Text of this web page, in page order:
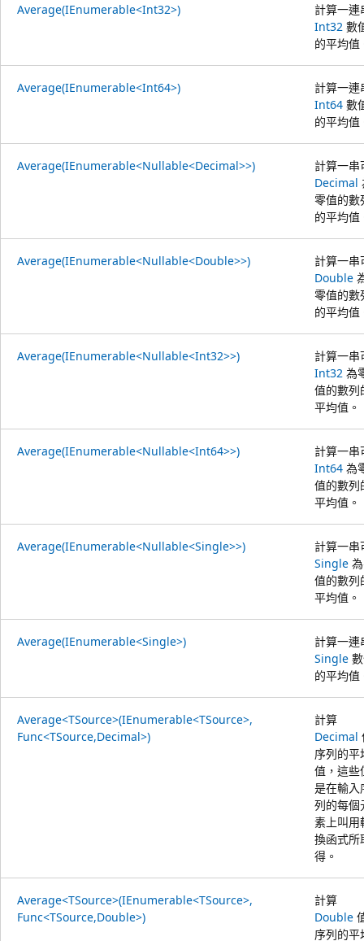
Average(IEnumerable<Int32>)
計算一連
Int32 數
的平均值
Average(IEnumerable<Int64>)
計算一連
Int64 數
的平均值
Average(IEnumerable<Nullable<Decimal>>)
計算一串
Decimal
零值的數
的平均值
Average(IEnumerable<Nullable<Double>>)
計算一串
Double
零值的數
的平均值
Average(IEnumerable<Nullable<Int32>>)
計算一串
Int32 為
值的數列
平均值。
Average(IEnumerable<Nullable<Int64>>)
計算一串
Int64 為
值的數列
平均值。
Average(IEnumerable<Nullable<Single>>)
計算一串
Single
值的數列
平均值。
Average(IEnumerable<Single>)
計算一連
Single
的平均值
Average<TSource>(IEnumerable<TSource>,
Func<TSource,Decimal>)
計算
Decimal
序列的平
值，這些
是在輸入
列的每個
素上叫用
換函式所
得。
Average<TSource>(IEnumerable<TSource>,
Func<TSource,Double>)
計算
Double
序列的平